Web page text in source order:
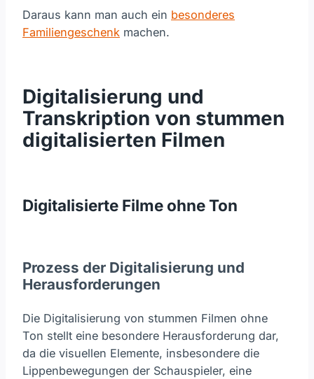
Daraus kann man auch ein besonderes
Familiengeschenk machen.
Digitalisierung und
Transkription von stummen
digitalisierten Filmen
Digitalisierte Filme ohne Ton
Prozess der Digitalisierung und
Herausforderungen
Die Digitalisierung von stummen Filmen ohne
Ton stellt eine besondere Herausforderung dar,
da die visuellen Elemente, insbesondere die
Lippenbewegungen der Schauspieler, eine